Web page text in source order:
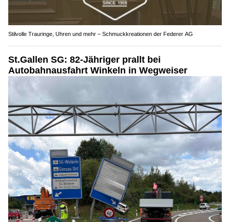
Stilvolle Trauringe, Uhren und mehr – Schmuckkreationen der Federer AG
St.Gallen SG: 82-Jähriger prallt bei
Autobahnausfahrt Winkeln in Wegweiser